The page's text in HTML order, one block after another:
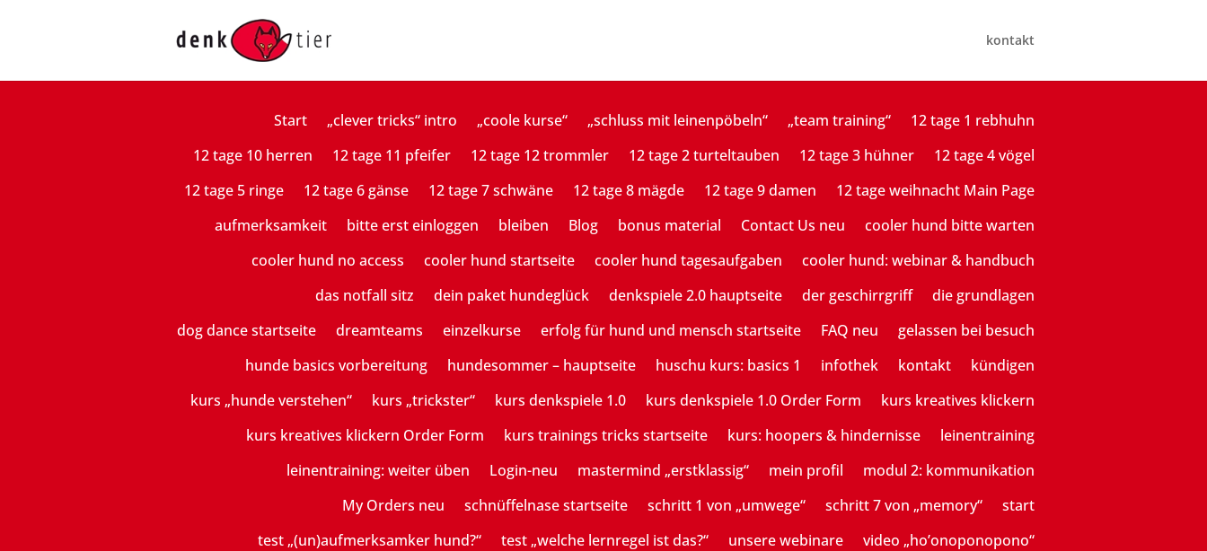
kontakt
Start „clever tricks“ intro „coole kurse“ „schluss mit leinenpöbeln“ „team training“
12 tage 1 rebhuhn
12 tage 10 herren
12 tage 11 pfeifer 12 tage 12 trommler 12 tage 2 turteltauben 12 tage 3 hühner
12 tage 4 vögel
12 tage 5 ringe
12 tage 6 gänse 12 tage 7 schwäne 12 tage 8 mägde 12 tage 9 damen
12 tage weihnacht Main Page
aufmerksamkeit
bitte erst einloggen bleiben Blog bonus material Contact Us neu
cooler hund bitte warten
cooler hund no access
cooler hund startseite cooler hund tagesaufgaben
cooler hund: webinar & handbuch
das notfall sitz
dein paket hundeglück denkspiele 2.0 hauptseite der geschirrgriff
die grundlagen
dog dance startseite
dreamteams einzelkurse erfolg für hund und mensch startseite FAQ neu
gelassen bei besuch
hunde basics vorbereitung
hundesommer – hauptseite huschu kurs: basics 1 infothek kontakt
kündigen
kurs „hunde verstehen“
kurs „trickster“ kurs denkspiele 1.0 kurs denkspiele 1.0 Order Form
kurs kreatives klickern
kurs kreatives klickern Order Form
kurs trainings tricks startseite kurs: hoopers & hindernisse
leinentraining
leinentraining: weiter üben
Login-neu mastermind „erstklassig“ mein profil
modul 2: kommunikation
My Orders neu
schnüffelnase startseite schritt 1 von „umwege“ schritt 7 von „memory“
start
test „(un)aufmerksamker hund?“
test „welche lernregel ist das?“ unsere webinare
video „ho’onoponopono“